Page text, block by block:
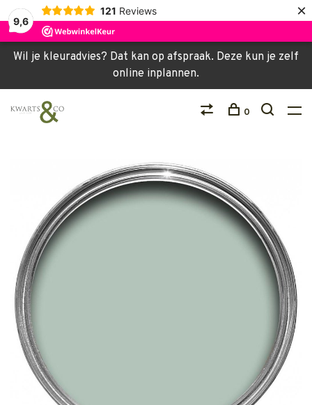
9,6
121 Reviews ×
Wil je kleuradvies? Dat kan op afspraak. Deze kun je zelf
online inplannen.
0